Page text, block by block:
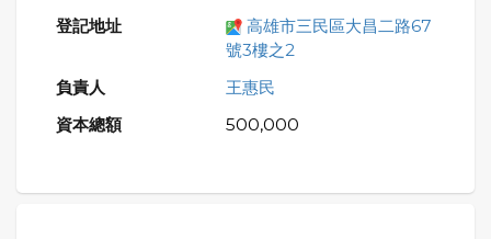
高雄市三民區大昌二路67
號3樓之2
王惠民
500,000